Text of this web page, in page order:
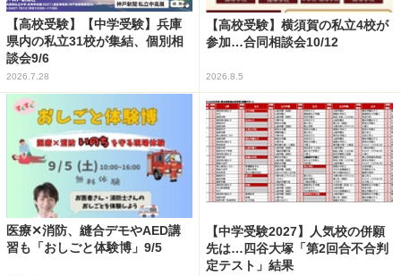
【高校受験】【中学受験】兵庫
県内の私立31校が集結、個別相
談会9/6
2026.7.28
【高校受験】横須賀の私立4校が
参加…合同相談会10/12
2026.8.5
医療✕消防、縫合デモやAED講
習も「おしごと体験博」9/5
【中学受験2027】人気校の併願
先は…四谷大塚「第2回合不合判
定テスト」結果